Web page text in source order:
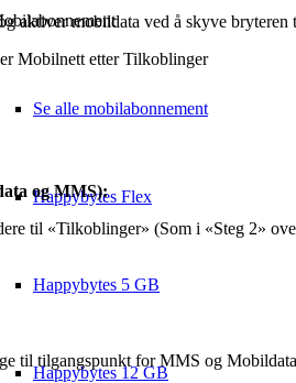
Se alle mobilabonnement
Happybytes Flex
Happybytes 5 GB
Happybytes 12 GB
aktiver mobildata ved å skyve bryteren
Mobilnett etter Tilkoblinger
og MMS):
til «Tilkoblinger» (Som i «Steg 2»
til tilgangspunkt for MMS og